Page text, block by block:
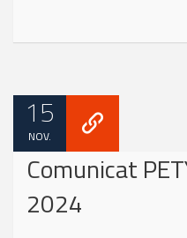
15
NOV.
Comunicat
2024